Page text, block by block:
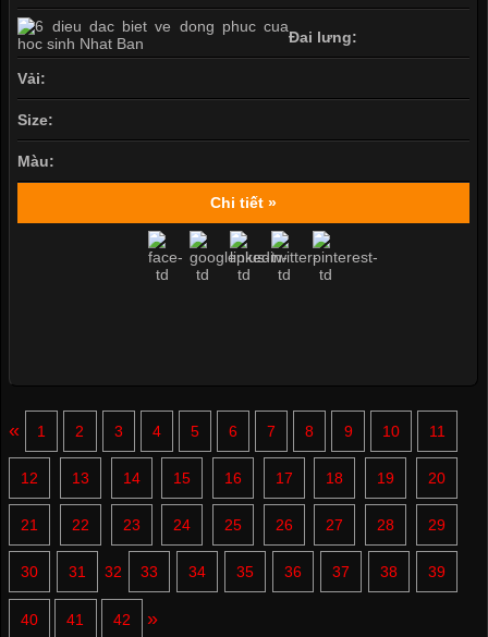
Đai lưng:
Vải:
Size:
Màu:
Chi tiết »
« 1 2 3 4 5 6 7 8 9 10 11
12 13 14 15 16 17 18 19 20
21 22 23 24 25 26 27 28 29
30 31 32 33 34 35 36 37 38 39
40 41 42 »